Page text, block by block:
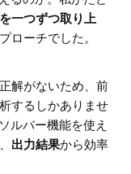
一つずつ取り上
ローチでした。
解がないため、前
するしかありませ
ルバー機能を使え
出力結果から効率